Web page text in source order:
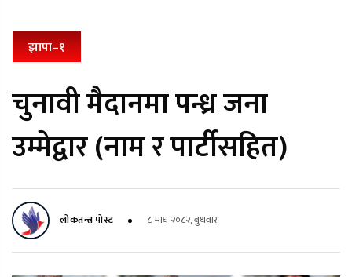
झापा–१
चुनावी मैदानमा पन्ध्र जना
उम्मेद्वार (नाम र पार्टीसहित)
लोकतन्त्र पोस्ट ८ माघ २०८२, बुधवार